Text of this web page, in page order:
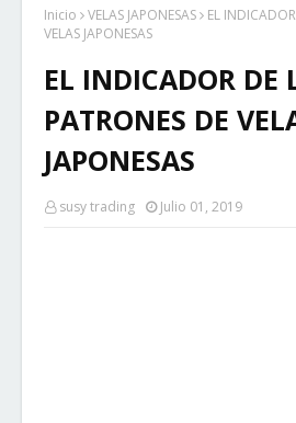
Inicio VELAS JAPONESAS
EL
VELAS JAPONESAS
EL INDICADOR DE
PATRONES DE
JAPONESAS
susy trading Julio 01, 2019